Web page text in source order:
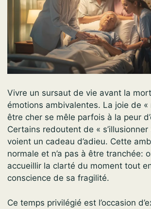
Vivre un sursaut de vie avant la
émotions ambivalentes. La joie de «
être cher se mêle parfois à la peur
Certains redoutent de « s’illusionner
voient un cadeau d’adieu. Cette
normale et n’a pas à être tranchée:
accueillir la clarté du moment tout
conscience de sa fragilité.
Ce temps privilégié est l’occasion